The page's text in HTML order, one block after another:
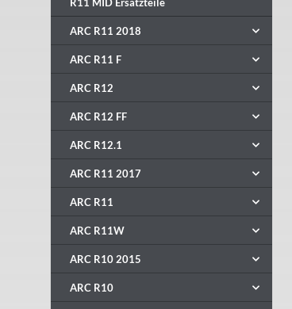
ARC R11 2018
ARC R11 F
ARC R12
ARC R12 FF
ARC R12.1
ARC R11 2017
ARC R11
ARC R11W
ARC R10 2015
ARC R10